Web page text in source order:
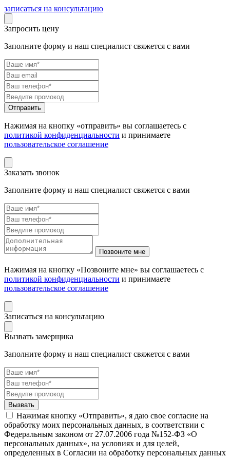
записаться на консультацию
Запросить цену
Заполните форму и наш специалист свяжется с вами
Нажимая на кнопку «отправить» вы соглашаетесь с
политикой конфиденциальности и принимаете
пользовательское соглашение
Заказать звонок
Заполните форму и наш специалист свяжется с вами
Нажимая на кнопку «Позвоните мне» вы соглашаетесь с
политикой конфиденциальности и принимаете
пользовательское соглашение
Записаться на консультацию
Вызвать замерщика
Заполните форму и наш специалист свяжется с вами
Нажимая кнопку «Отправить», я даю свое согласие на
обработку моих персональных данных, в соответствии с
Федеральным законом от 27.07.2006 года №152-ФЗ «О
персональных данных», на условиях и для целей,
определенных в Согласии на обработку персональных данных